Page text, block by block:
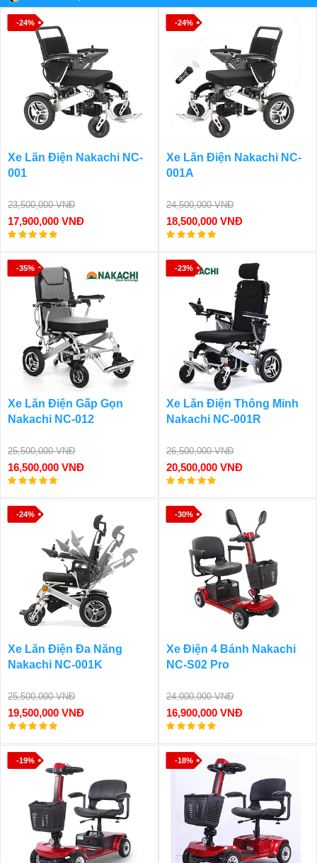
-24%
Xe Lăn Điện Nakachi NC-
001
23,500,000 VNĐ
17,900,000 VNĐ
-24%
Xe Lăn Điện Nakachi NC-
001A
24,500,000 VNĐ
18,500,000 VNĐ
-35%
Xe Lăn Điện Gấp Gọn
Nakachi NC-012
25,500,000 VNĐ
16,500,000 VNĐ
-23%
Xe Lăn Điện Thông Minh
Nakachi NC-001R
26,500,000 VNĐ
20,500,000 VNĐ
-24%
Xe Lăn Điện Đa Năng
Nakachi NC-001K
25,500,000 VNĐ
19,500,000 VNĐ
-30%
Xe Điện 4 Bánh Nakachi
NC-S02 Pro
24,000,000 VNĐ
16,900,000 VNĐ
-19% -18%